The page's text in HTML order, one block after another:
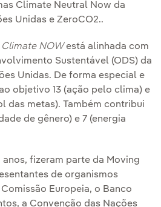
Climate Neutral Now da
Unidas e ZeroCO2..
NOWestá alinhada com
Sustentável (ODS) da
Unidas. De forma especial e
objetivo 13 (ação pelo clima) e
das metas). Também contribui
de gênero) e 7 (energia
fizeram parte da Moving
de organismos
Europeia, o Banco
a Convenção das Nações